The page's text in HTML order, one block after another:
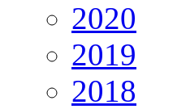
2020
2019
2018